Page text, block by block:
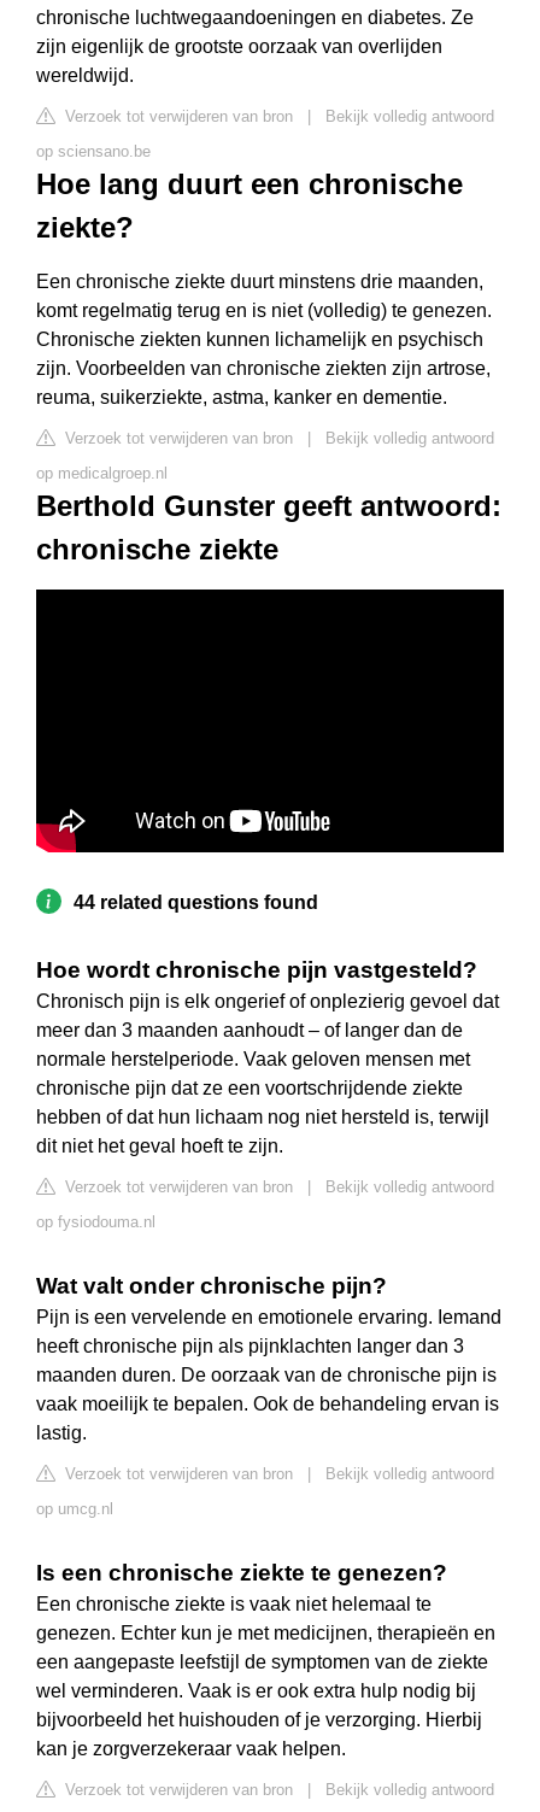
chronische luchtwegaandoeningen en diabetes. Ze
zijn eigenlijk de grootste oorzaak van overlijden
wereldwijd.
Verzoek tot verwijderen van bron
Bekijk volledig antwoord
op sciensano.be
Hoe lang duurt een chronische
ziekte?
Een chronische ziekte duurt minstens drie maanden,
komt regelmatig terug en is niet (volledig) te genezen.
Chronische ziekten kunnen lichamelijk en psychisch
zijn. Voorbeelden van chronische ziekten zijn artrose,
reuma, suikerziekte, astma, kanker en dementie.
Verzoek tot verwijderen van bron
Bekijk volledig antwoord
op medicalgroep.nl
Berthold Gunster geeft antwoord:
chronische ziekte
44 related questions found
Hoe wordt chronische pijn vastgesteld?
Chronisch pijn is elk ongerief of onplezierig gevoel dat
meer dan 3 maanden aanhoudt – of langer dan de
normale herstelperiode. Vaak geloven mensen met
chronische pijn dat ze een voortschrijdende ziekte
hebben of dat hun lichaam nog niet hersteld is, terwijl
dit niet het geval hoeft te zijn.
Verzoek tot verwijderen van bron
Bekijk volledig antwoord
op fysiodouma.nl
Wat valt onder chronische pijn?
Pijn is een vervelende en emotionele ervaring. Iemand
heeft chronische pijn als pijnklachten langer dan 3
maanden duren. De oorzaak van de chronische pijn is
vaak moeilijk te bepalen. Ook de behandeling ervan is
lastig.
Verzoek tot verwijderen van bron
Bekijk volledig antwoord
op umcg.nl
Is een chronische ziekte te genezen?
Een chronische ziekte is vaak niet helemaal te
genezen. Echter kun je met medicijnen, therapieën en
een aangepaste leefstijl de symptomen van de ziekte
wel verminderen. Vaak is er ook extra hulp nodig bij
bijvoorbeeld het huishouden of je verzorging. Hierbij
kan je zorgverzekeraar vaak helpen.
Verzoek tot verwijderen van bron Bekijk volledig antwoord